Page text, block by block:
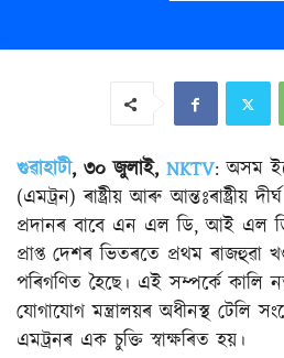
গুৱাহাটী, ৩০ জুলাই, NKTV: অসম
(এমট্ৰন) ৰাষ্ট্ৰীয় আৰু আন্তঃৰাষ্ট্ৰীয়
প্ৰদানৰ বাবে এন এল ডি, আই
প্ৰাপ্ত দেশৰ ভিতৰতে প্ৰথম ৰাজহুৱা
পৰিগণিত হৈছে। এই সম্পৰ্কে কালি
যোগাযোগ মন্ত্ৰালয়ৰ অধীনস্থ টেলি
এমট্ৰনৰ এক চুক্তি স্বাক্ষৰিত হয়।